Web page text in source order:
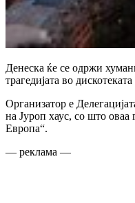
Денеска ќе се одржи
трагедијата во
Организатор е
на Јуроп хаус, со што оваа
Европа“.
— реклама —